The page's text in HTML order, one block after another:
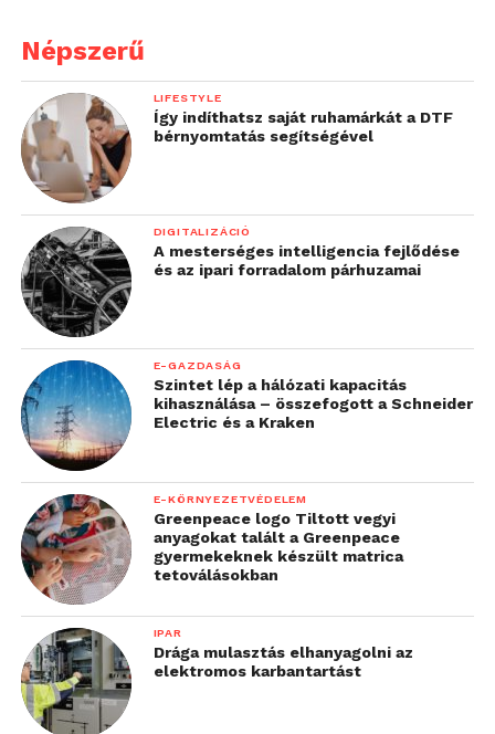
Népszerű
LIFESTYLE
Így indíthatsz saját ruhamárkát a DTF
bérnyomtatás segítségével
DIGITALIZÁCIÓ
A mesterséges intelligencia fejlődése
és az ipari forradalom párhuzamai
E-GAZDASÁG
Szintet lép a hálózati kapacitás
kihasználása – összefogott a Schneider
Electric és a Kraken
E-KÖRNYEZETVÉDELEM
Greenpeace logo Tiltott vegyi
anyagokat talált a Greenpeace
gyermekeknek készült matrica
tetoválásokban
IPAR
Drága mulasztás elhanyagolni az
elektromos karbantartást